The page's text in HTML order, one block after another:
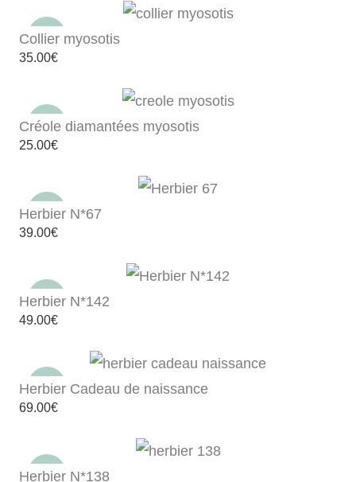
Collier myosotis
35.00€
Créole diamantées myosotis
25.00€
Herbier N*67
39.00€
Herbier N*142
49.00€
Herbier Cadeau de naissance
69.00€
Herbier N*138